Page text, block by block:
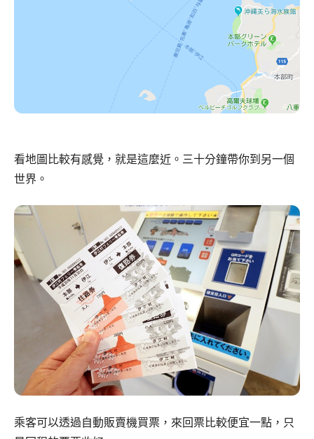
看地圖比較有感覺，就是這麼近。三十分鐘帶你到另一個
世界。
乘客可以透過自動販賣機買票，來回票比較便宜一點，只